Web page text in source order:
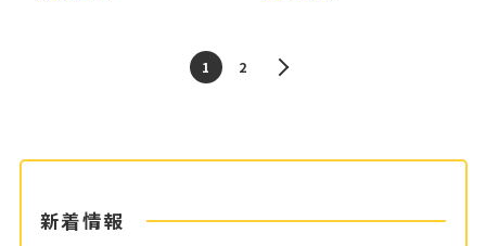
1 2
新着情報